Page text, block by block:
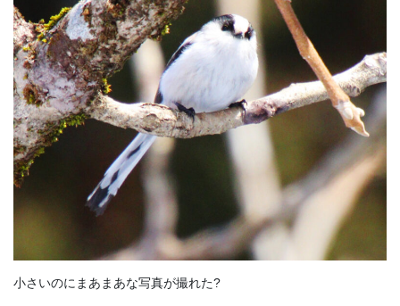
小さいのにまあまあな写真が撮れた?